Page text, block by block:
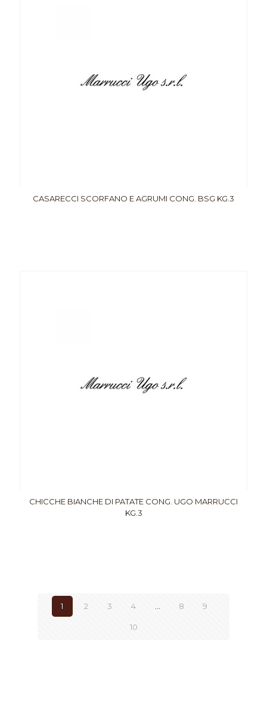
CASARECCI SCORFANO E AGRUMI CONG. BSG KG.3
CHICCHE BIANCHE DI PATATE CONG. UGO MARRUCCI
KG.3
1 2 3 4 8 9
10